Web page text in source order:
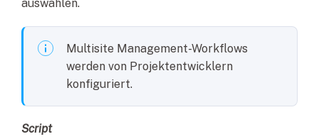
auswählen.
Multisite Management-Workflows
werden von Projektentwicklern
konfiguriert.
Script